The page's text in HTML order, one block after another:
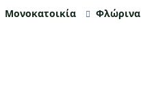
Μονοκατοικία Φλώρινα